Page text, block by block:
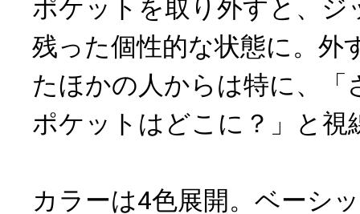
ポケットを取り外すと、ジ
残った個性的な状態に。外
たほかの人からは特に、「
ポケットはどこに？」と視
カラーは4色展開。ベーシ